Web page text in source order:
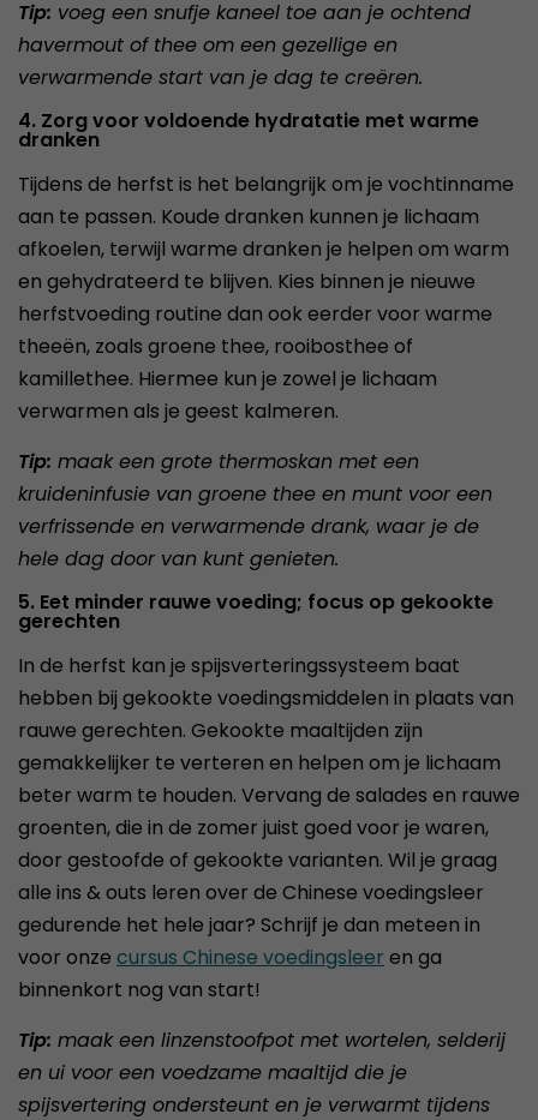
Tip: voeg een snufje kaneel toe aan je ochtend
havermout of thee om een gezellige en
verwarmende start van je dag te creëren.
4. Zorg voor voldoende hydratatie met warme
dranken
Tijdens de herfst is het belangrijk om je vochtinname
aan te passen. Koude dranken kunnen je lichaam
afkoelen, terwijl warme dranken je helpen om warm
en gehydrateerd te blijven. Kies binnen je nieuwe
herfstvoeding routine dan ook eerder voor warme
theeën, zoals groene thee, rooibosthee of
kamillethee. Hiermee kun je zowel je lichaam
verwarmen als je geest kalmeren.
Tip: maak een grote thermoskan met een
kruideninfusie van groene thee en munt voor een
verfrissende en verwarmende drank, waar je de
hele dag door van kunt genieten.
5. Eet minder rauwe voeding; focus op gekookte
gerechten
In de herfst kan je spijsverteringssysteem baat
hebben bij gekookte voedingsmiddelen in plaats van
rauwe gerechten. Gekookte maaltijden zijn
gemakkelijker te verteren en helpen om je lichaam
beter warm te houden. Vervang de salades en rauwe
groenten, die in de zomer juist goed voor je waren,
door gestoofde of gekookte varianten. Wil je graag
alle ins & outs leren over de Chinese voedingsleer
gedurende het hele jaar? Schrijf je dan meteen in
voor onze cursus Chinese voedingsleer en ga
binnenkort nog van start!
Tip: maak een linzenstoofpot met wortelen, selderij
en ui voor een voedzame maaltijd die je
spijsvertering ondersteunt en je verwarmt tijdens